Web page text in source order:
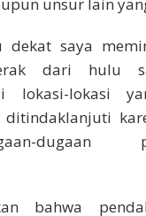
unsur lain
dekat saya
dari hulu
lokasi-lokasi
dugaan
bahwa